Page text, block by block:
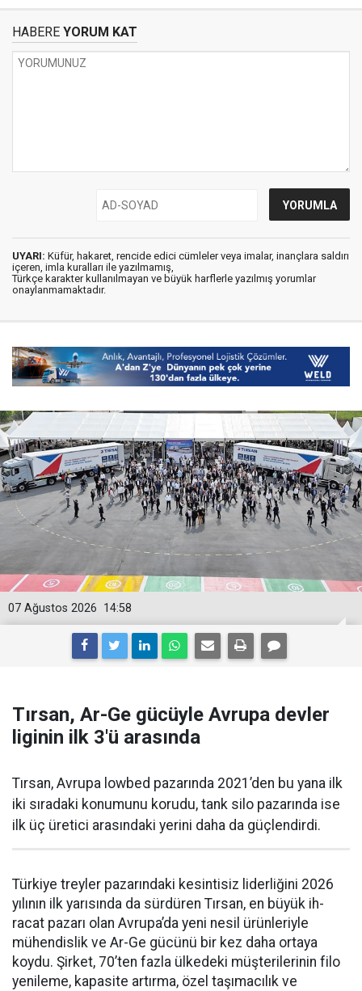
HABERE YORUM KAT
UYARI: Küfür, hakaret, rencide edici cümleler veya imalar, inançlara saldırı
içeren, imla kuralları ile yazılmamış,
Türkçe karakter kullanılmayan ve büyük harflerle yazılmış yorumlar
onaylanmamaktadır.
14:58
07 Ağustos 2026
Tırsan, Ar-Ge gücüyle Avrupa devler
liginin ilk 3'ü arasında
Tırsan, Avrupa lowbed pazarında 2021’den bu yana ilk
iki sıradaki konumunu korudu, tank silo pazarında ise
ilk üç üretici arasındaki yerini daha da güçlen­dirdi.
Türkiye treyler pazarın­daki kesintisiz liderliğini 2026
yılının ilk yarısında da sürdüren Tırsan, en büyük ih­
racat pazarı olan Avrupa’da yeni nesil ürünleriyle
mühendislik ve Ar-Ge gücünü bir kez daha orta­ya
koydu. Şirket, 70’ten fazla ül­kedeki müşterilerinin filo
yenile­me, kapasite artırma, özel taşıma­cılık ve